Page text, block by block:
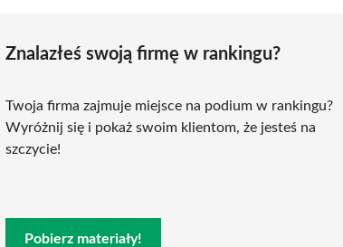
Znalazłeś swoją firmę w rankingu?
Twoja firma zajmuje miejsce na podium w rankingu?
Wyróżnij się i pokaż swoim klientom, że jesteś na
szczycie!
Pobierz materiały!